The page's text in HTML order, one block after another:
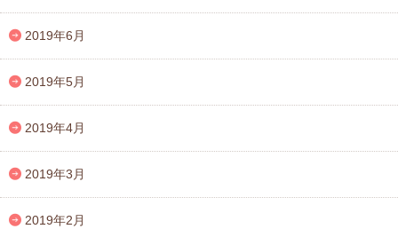
2019年6月
2019年5月
2019年4月
2019年3月
2019年2月